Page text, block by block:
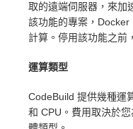
取的遠端伺服器，來加
該功能的專案，
計算。停用該功能之前
運算類型
CodeBuild 提供幾種運
和 CPU。費用取決於